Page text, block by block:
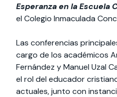
Esperanza en la Escuela
el Colegio Inmaculada
Las conferencias
cargo de los académicos
Fernández y Manuel Uzal
el rol del educador
actuales, junto con